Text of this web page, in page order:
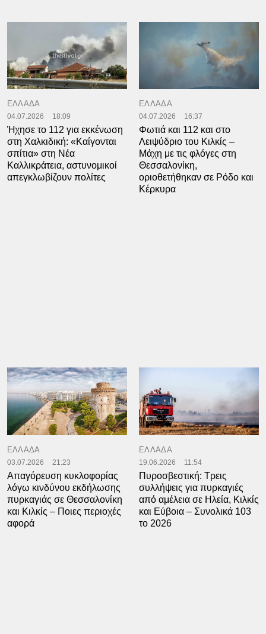
ΕΛΛΑΔΑ
04.07.2026 18:09
Ήχησε το 112 για εκκένωση
στη Χαλκιδική: «Καίγονται
σπίτια» στη Νέα
Καλλικράτεια, αστυνομικοί
απεγκλωβίζουν πολίτες
ΕΛΛΑΔΑ
04.07.2026 16:37
Φωτιά και 112 και στο
Λειψύδριο του Κιλκίς –
Μάχη με τις φλόγες στη
Θεσσαλονίκη,
οριοθετήθηκαν σε Ρόδο και
Κέρκυρα
ΕΛΛΑΔΑ
03.07.2026 21:23
Απαγόρευση κυκλοφορίας
λόγω κινδύνου εκδήλωσης
πυρκαγιάς σε Θεσσαλονίκη
και Κιλκίς – Ποιες περιοχές
αφορά
ΕΛΛΑΔΑ
19.06.2026 11:54
Πυροσβεστική: Τρεις
συλλήψεις για πυρκαγιές
από αμέλεια σε Ηλεία, Κιλκίς
και Εύβοια – Συνολικά 103
το 2026